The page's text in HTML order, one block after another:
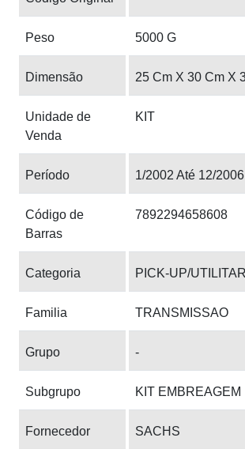
Peso 5000 G
Dimensão 25 Cm X 30 Cm X
Unidade de
Venda
KIT
Período 1/2002 Até 12/2006
Código de
Barras
7892294658608
Categoria PICK-UP/
Familia TRANSMISSAO
Grupo -
Subgrupo KIT EMBREAGEM
Fornecedor SACHS